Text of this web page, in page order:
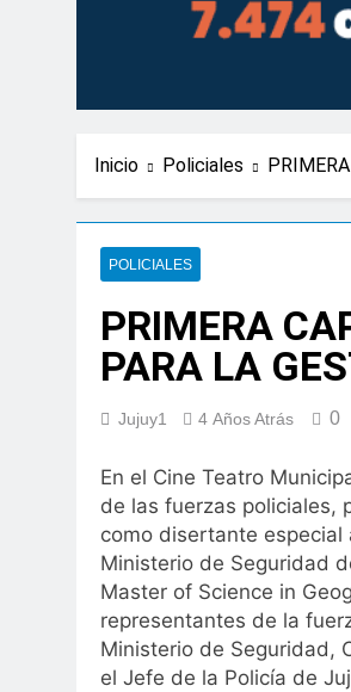
Inicio Policiales
POLICIALES
PRIMERA
PARA LA
Jujuy1 4 Años Atrás 0
En el Cine Teatro
de las fuerzas policiales,
como disertante especial
Ministerio de Seguridad
Master of Science in
representantes de la
Ministerio de Seguridad,
el Jefe de la Policía de